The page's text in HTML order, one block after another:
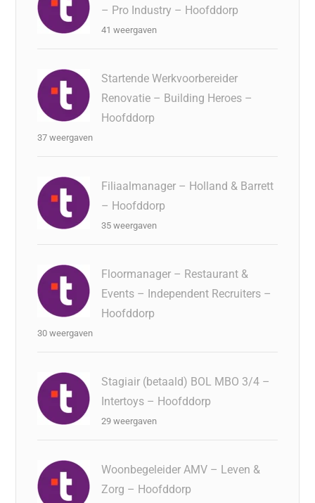
– Pro Industry – Hoofddorp
41 weergaven
Startende Werkvoorbereider
Renovatie – Building Heroes –
Hoofddorp
37 weergaven
Filiaalmanager – Holland & Barrett
– Hoofddorp
35 weergaven
Floormanager – Restaurant &
Events – Independent Recruiters –
Hoofddorp
30 weergaven
Stagiair (betaald) BOL MBO 3/4 –
Intertoys – Hoofddorp
29 weergaven
Woonbegeleider AMV – Leven &
Zorg – Hoofddorp